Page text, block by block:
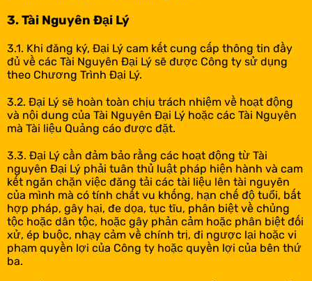
3. Tài Nguyên Đại Lý
3.1. Khi đăng ký, Đại Lý cam kết cung cấp thông tin đầy
đủ về các Tài Nguyên Đại Lý sẽ được Công ty sử dụng
theo Chương Trình Đại Lý.
3.2. Đại Lý sẽ hoàn toàn chịu trách nhiệm về hoạt động
và nội dung của Tài Nguyên Đại Lý hoặc các Tài Nguyên
mà Tài liệu Quảng cáo được đặt.
3.3. Đại Lý cần đảm bảo rằng các hoạt động từ Tài
nguyên Đại Lý phải tuân thủ luật pháp hiện hành và cam
kết ngăn chặn việc đăng tải các tài liệu lên tài nguyên
của mình mà có tính chất vu khống, hạn chế độ tuổi, bất
hợp pháp, gây hại, đe dọa, tục tĩu, phân biệt về chủng
tộc hoặc dân tộc, hoặc gây phản cảm hoặc phân biệt đối
xử, ép buộc, nhạy cảm về chính trị, đi ngược lại hoặc vi
phạm quyền lợi của Công ty hoặc quyền lợi của bên thứ
ba.